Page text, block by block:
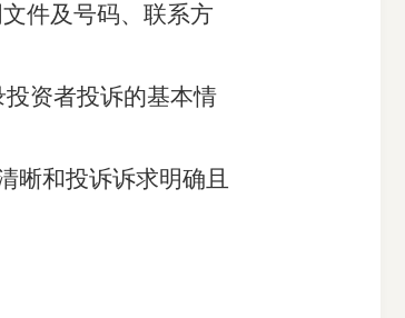
件及号码、联系方
资者投诉的基本情
晰和投诉诉求明确且